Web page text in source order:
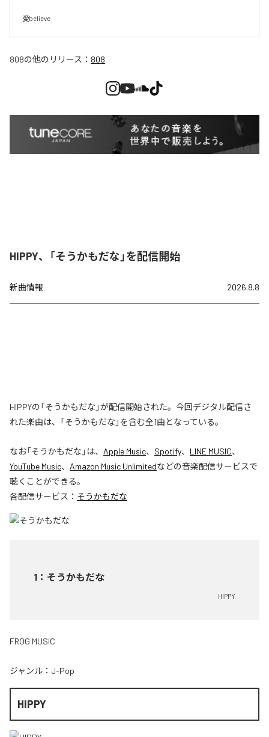
愛believe
808の他のリリース： 808
HIPPY、「そうかもだな」を配信開始
新曲情報 2026.8.8
HIPPYの「そうかもだな」が配信開始された。今回デジタル配信さ
れた楽曲は、「そうかもだな」を含む全1曲となっている。
なお「そうかもだな 」は、 Apple Music、 Spotify、 LINE MUSIC、
YouTube Music、 Amazon Music Unlimitedなどの音楽配信サービスで
聴くことができる。
各配信サービス： そうかもだな
1 ： そうかもだな
HIPPY
FROG MUSIC
ジャンル： J-Pop
HIPPY